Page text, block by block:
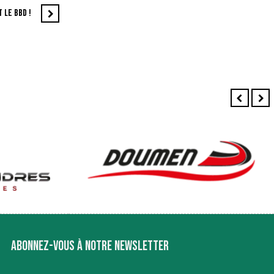
LE BBD !
ABONNEZ-VOUS À NOTRE NEWSLETTER